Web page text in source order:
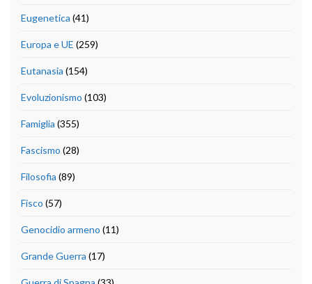
Eugenetica (41)
Europa e UE (259)
Eutanasia (154)
Evoluzionismo (103)
Famiglia (355)
Fascismo (28)
Filosofia (89)
Fisco (57)
Genocidio armeno (11)
Grande Guerra (17)